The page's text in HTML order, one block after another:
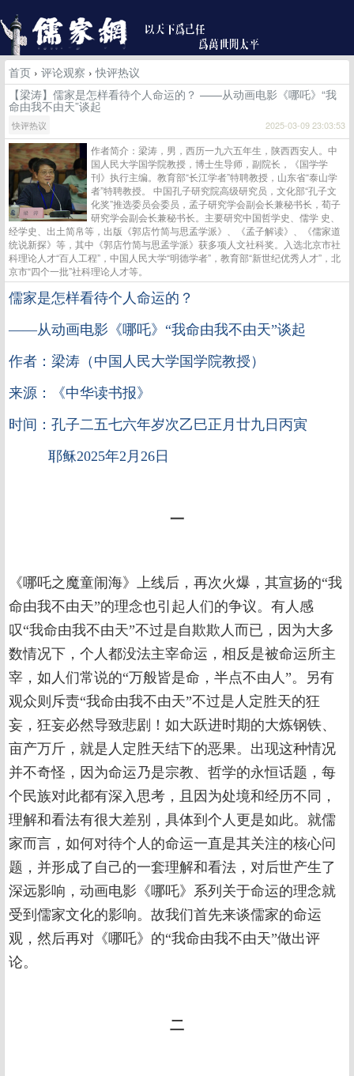
首页 › 评论观察 ›快评热议
【梁涛】儒家是怎样看待个人命运的？ ——从动画电影《哪吒》“我
命由我不由天”谈起
快评热议 2025-03-09 23:03:53
作者简介：梁涛，男，西历一九六五年生，陕西西安人。中
国人民大学国学院教授，博士生导师，副院长，《国学学
刊》执行主编。教育部“长江学者”特聘教授，山东省“泰山学
者”特聘教授。 中国孔子研究院高级研究员，文化部“孔子文
化奖”推选委员会委员，孟子研究学会副会长兼秘书长，荀子
研究学会副会长兼秘书长。主要研究中国哲学史、儒学 史、
经学史、出土简帛等，出版《郭店竹简与思孟学派》、《孟子解读》、《儒家道
统说新探》等，其中《郭店竹简与思孟学派》获多项人文社科奖。入选北京市社
科理论人才“百人工程”，中国人民大学“明德学者”，教育部“新世纪优秀人才”，北
京市“四个一批”社科理论人才等。
儒家是怎样看待个人命运的？
——从动画电影《哪吒》“我命由我不由天”谈起
作者：梁涛（中国人民大学国学院教授）
来源：《中华读书报》
时间：孔子二五七六年岁次乙巳正月廿九日丙寅
耶稣2025年2月26日
一
《哪吒之魔童闹海》上线后，再次火爆，其宣扬的“我
命由我不由天”的理念也引起人们的争议。有人感
叹“我命由我不由天”不过是自欺欺人而已，因为大多
数情况下，个人都没法主宰命运，相反是被命运所主
宰，如人们常说的“万般皆是命，半点不由人”。另有
观众则斥责“我命由我不由天”不过是人定胜天的狂
妄，狂妄必然导致悲剧！如大跃进时期的大炼钢铁、
亩产万斤，就是人定胜天结下的恶果。出现这种情况
并不奇怪，因为命运乃是宗教、哲学的永恒话题，每
个民族对此都有深入思考，且因为处境和经历不同，
理解和看法有很大差别，具体到个人更是如此。就儒
家而言，如何对待个人的命运一直是其关注的核心问
题，并形成了自己的一套理解和看法，对后世产生了
深远影响，动画电影《哪吒》系列关于命运的理念就
受到儒家文化的影响。故我们首先来谈儒家的命运
观，然后再对《哪吒》的“我命由我不由天”做出评
论。
二